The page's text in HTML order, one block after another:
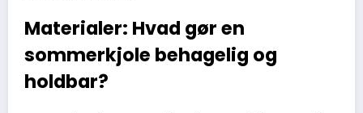
Materialer: Hvad gør en
sommerkjole behagelig og
holdbar?